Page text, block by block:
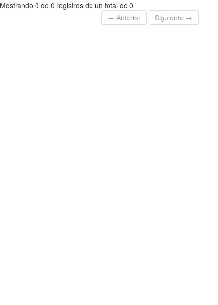
Mostrando 0 de 0 registros de un total de 0
← Anterior
Siguiente →